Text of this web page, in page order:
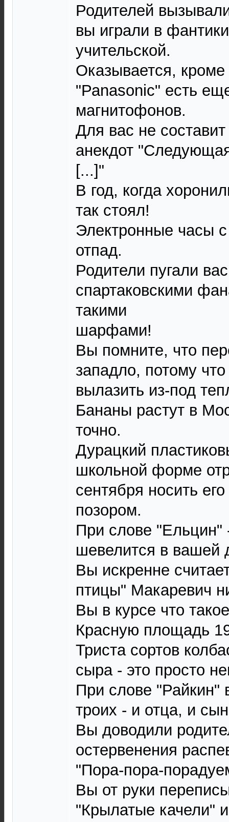
Родителей
вы играли в
учительской.
Оказывается,
"Раnаsоniс" есть
магнитофонов.
Для вас не составит
анекдот
[...]"
В год, когда
так стоял!
Электронные часы
отпад.
Родители пугали
спартаковскими
такими
шарфами!
Вы помните, что
западло, потому
вылазить из-под
Бананы растут в
точно.
Дурацкий
школьной форме
сентября носить
позором.
При слове "Ельцин"
шевелится в вашей
Вы искренне
птицы" Макаревич
Вы в курсе что
Красную площадь
Триста сортов
сыра - это просто
При слове "Райкин"
троих - и отца, и
Вы доводили
остервенения
"Пора-пора-
Вы от руки
"Крылатые качели"